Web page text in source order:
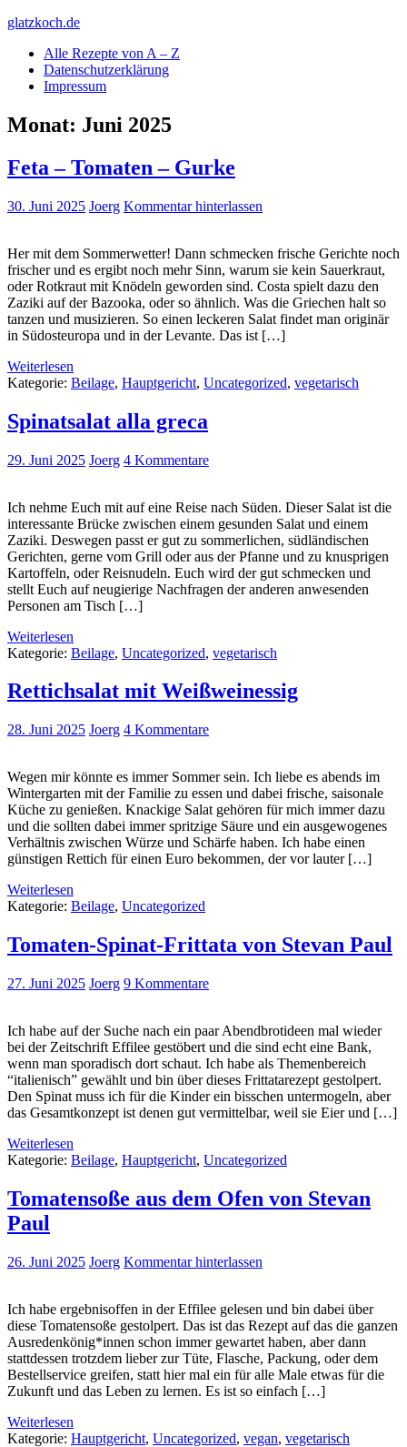
Skip
content
glatzkoch.de
Kochen für Doofe und Genießer
Alle Rezepte von A – Z
Datenschutzerklärung
Impressum
Monat: Juni 2025
Feta – Tomaten – Gurke
30. Juni 2025 Joerg Kommentar hinterlassen
Her mit dem Sommerwetter! Dann schmecken frische Gerichte noch
frischer und es ergibt noch mehr Sinn, warum sie kein Sauerkraut,
oder Rotkraut mit Knödeln geworden sind. Costa spielt dazu den
Zaziki auf der Bazooka, oder so ähnlich. Was die Griechen halt so
tanzen und musizieren. So einen leckeren Salat findet man originär
in Südosteuropa und in der Levante. Das ist […]
Weiterlesen
Kategorie: Beilage, Hauptgericht, Uncategorized, vegetarisch
Spinatsalat alla greca
29. Juni 2025 Joerg 4 Kommentare
Ich nehme Euch mit auf eine Reise nach Süden. Dieser Salat ist die
interessante Brücke zwischen einem gesunden Salat und einem
Zaziki. Deswegen passt er gut zu sommerlichen, südländischen
Gerichten, gerne vom Grill oder aus der Pfanne und zu knusprigen
Kartoffeln, oder Reisnudeln. Euch wird der gut schmecken und
stellt Euch auf neugierige Nachfragen der anderen anwesenden
Personen am Tisch […]
Weiterlesen
Kategorie: Beilage, Uncategorized, vegetarisch
Rettichsalat mit Weißweinessig
28. Juni 2025 Joerg 4 Kommentare
Wegen mir könnte es immer Sommer sein. Ich liebe es abends im
Wintergarten mit der Familie zu essen und dabei frische, saisonale
Küche zu genießen. Knackige Salat gehören für mich immer dazu
und die sollten dabei immer spritzige Säure und ein ausgewogenes
Verhältnis zwischen Würze und Schärfe haben. Ich habe einen
günstigen Rettich für einen Euro bekommen, der vor lauter […]
Weiterlesen
Kategorie: Beilage, Uncategorized
Tomaten-Spinat-Frittata von Stevan Paul
27. Juni 2025 Joerg 9 Kommentare
Ich habe auf der Suche nach ein paar Abendbrotideen mal wieder
bei der Zeitschrift Effilee gestöbert und die sind echt eine Bank,
wenn man sporadisch dort schaut. Ich habe als Themenbereich
“italienisch” gewählt und bin über dieses Frittatarezept gestolpert.
Den Spinat muss ich für die Kinder ein bisschen untermogeln, aber
das Gesamtkonzept ist denen gut vermittelbar, weil sie Eier und […]
Weiterlesen
Kategorie: Beilage, Hauptgericht, Uncategorized
Tomatensoße aus dem Ofen von Stevan
Paul
26. Juni 2025 Joerg Kommentar hinterlassen
Ich habe ergebnisoffen in der Effilee gelesen und bin dabei über
diese Tomatensoße gestolpert. Das ist das Rezept auf das die ganzen
Ausredenkönig*innen schon immer gewartet haben, aber dann
stattdessen trotzdem lieber zur Tüte, Flasche, Packung, oder dem
Bestellservice greifen, statt hier mal ein für alle Male etwas für die
Zukunft und das Leben zu lernen. Es ist so einfach […]
Weiterlesen
Kategorie: Hauptgericht, Uncategorized, vegan, vegetarisch